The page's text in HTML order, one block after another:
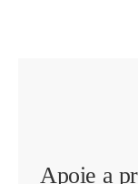
Apoie a